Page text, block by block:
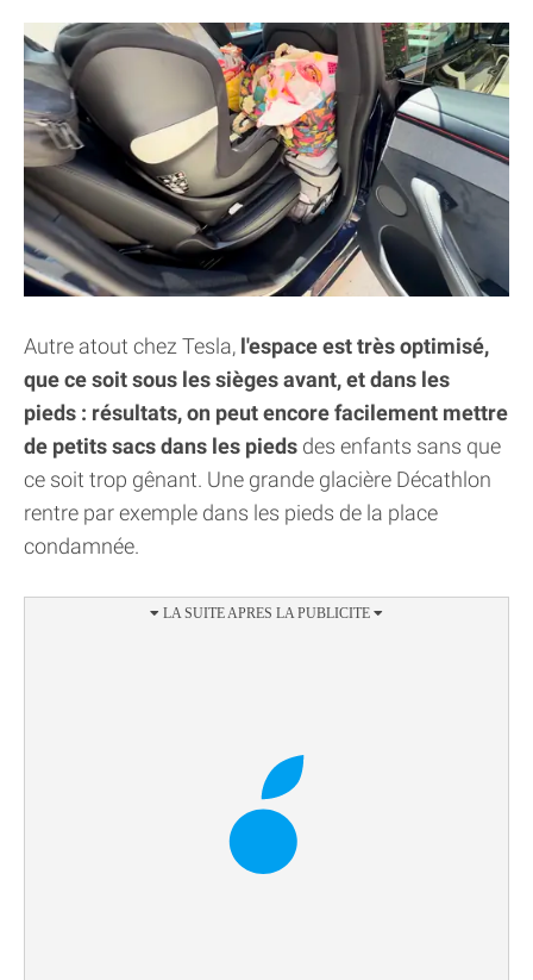
Autre atout chez Tesla, l'espace est très optimisé,
que ce soit sous les sièges avant, et dans les
pieds : résultats, on peut encore facilement mettre
de petits sacs dans les pieds des enfants sans que
ce soit trop gênant. Une grande glacière Décathlon
rentre par exemple dans les pieds de la place
condamnée.